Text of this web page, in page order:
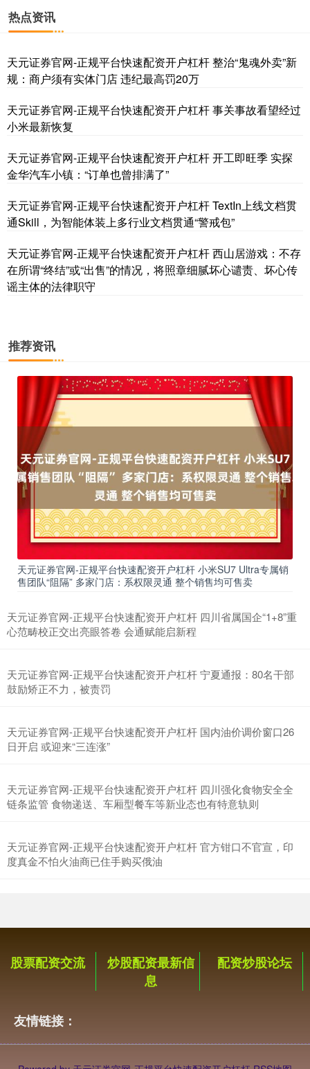
基金指数
国债指数 229.59 -0.00 0.00%
期指IC0 7730.00 -1.00 -0.01%
上证综指 3900.35 +21.92 +0.57%
深证成指 14110.12 -34.08 -0.24%
热点资讯
天元证券官网-正规平台快速配资开户杠杆 整治“鬼魂外卖”新
规：商户须有实体门店 违纪最高罚20万
天元证券官网-正规平台快速配资开户杠杆 事关事故看望经过
小米最新恢复
天元证券官网-正规平台快速配资开户杠杆 开工即旺季 实探
金华汽车小镇：“订单也曾排满了”
天元证券官网-正规平台快速配资开户杠杆 TextIn上线文档贯
通Skill，为智能体装上多行业文档贯通“警戒包”
天元证券官网-正规平台快速配资开户杠杆 西山居游戏：不存
在所谓“终结”或“出售”的情况，将照章细腻坏心谴责、坏心传
谣主体的法律职守
推荐资讯
天元证券官网-正规平台快速配资开户杠杆 小米SU7 Ultra专属销
售团队“阻隔” 多家门店：系权限灵通 整个销售均可售卖
天元证券官网-正规平台快速配资开户杠杆 四川省属国企“1+8”重
心范畴校正交出亮眼答卷 会通赋能启新程
天元证券官网-正规平台快速配资开户杠杆 宁夏通报：80名干部
鼓励矫正不力，被责罚
天元证券官网-正规平台快速配资开户杠杆 国内油价调价窗口26
日开启 或迎来“三连涨”
天元证券官网-正规平台快速配资开户杠杆 四川强化食物安全全
链条监管 食物递送、车厢型餐车等新业态也有特意轨则
天元证券官网-正规平台快速配资开户杠杆 官方钳口不官宣，印
度真金不怕火油商已住手购买俄油
股票配资交流
炒股配资最新信
息
配资炒股论坛
友情链接：